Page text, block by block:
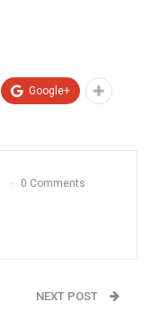
Google+
0 Comments
NEXT POST